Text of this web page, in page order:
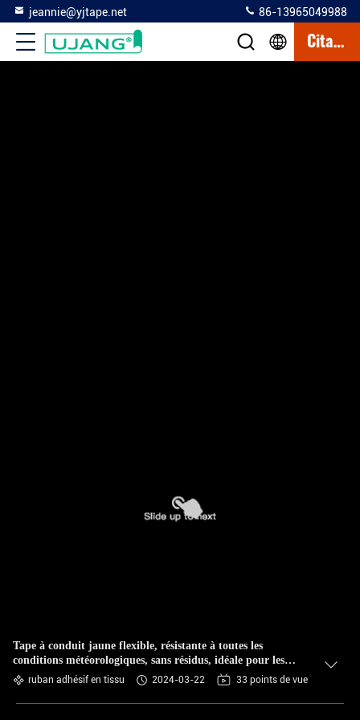
jeannie@yjtape.net 86-13965049988
Citation
Tape à conduit jaune flexible, résistante à toutes les
conditions météorologiques, sans résidus, idéale pour les
réparations industrielles
ruban adhésif en tissu 2024-03-22 33 points de vue